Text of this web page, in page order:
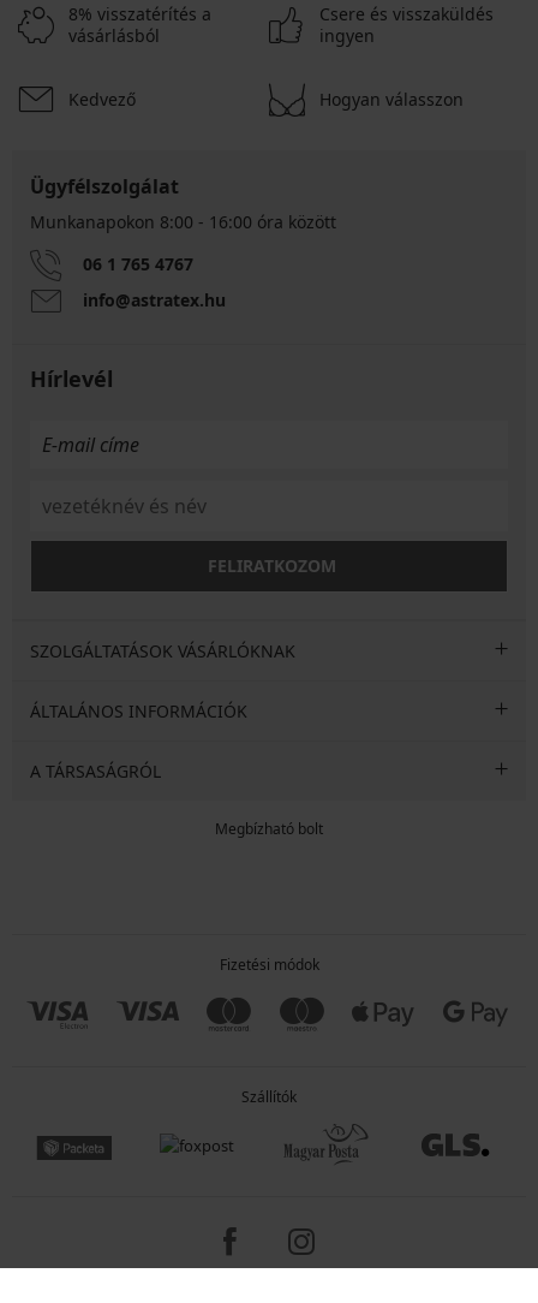
8% visszatérítés a
vásárlásból
Csere és visszaküldés
ingyen
Kedvező Hogyan válasszon
Ügyfélszolgálat
Munkanapokon 8:00 - 16:00 óra között
06 1 765 4767
info@astratex.hu
Hírlevél
FELIRATKOZOM
SZOLGÁLTATÁSOK VÁSÁRLÓKNAK
ÁLTALÁNOS INFORMÁCIÓK
A TÁRSASÁGRÓL
Megbízható bolt
Fizetési módok
Szállítók